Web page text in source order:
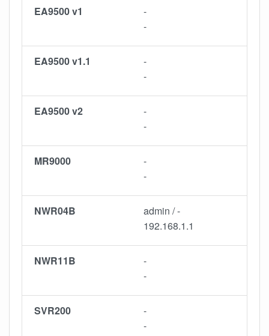
EA9500 v1
-
-
EA9500 v1.1
-
-
EA9500 v2
-
-
MR9000
-
-
NWR04B
admin / -
192.168.1.1
NWR11B
-
-
SVR200
-
-